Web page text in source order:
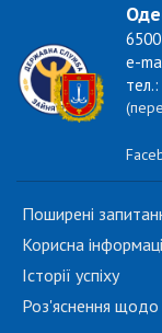
e-
Поширені
Корисна
Історії успіху
Роз'яснення